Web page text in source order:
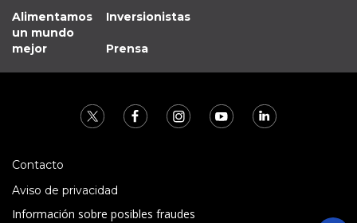
Alimentamos
un mundo
mejor
Inversionistas
Prensa
Contacto
Aviso de privacidad
Información sobre posibles fraudes